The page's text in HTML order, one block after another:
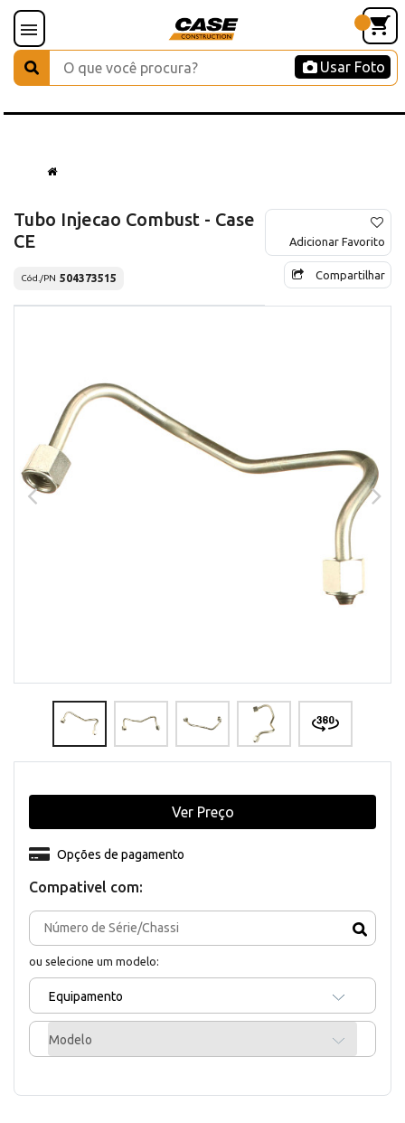
Usar Foto
Tubo Injecao Combust - Case
CE
Cód./PN 504373515
Adicionar Favorito
Compartilhar
Compativel com:
ou selecione um modelo:
Equipamento
Modelo
Opções de pagamento
Ver Preço